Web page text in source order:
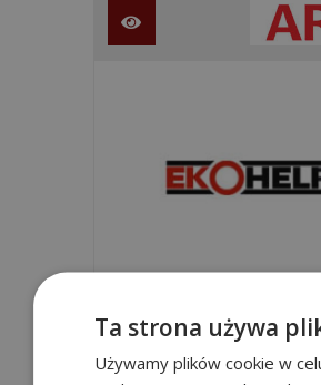
tworzywowe pompy
membranowe PD02P-
Ta strona używa
Używamy plików cookie w